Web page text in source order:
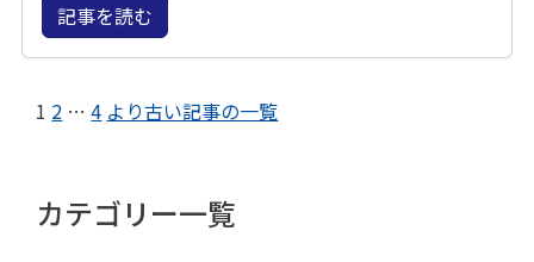
記事を読む
1 2 … 4 より古い記事の一覧
カテゴリー一覧